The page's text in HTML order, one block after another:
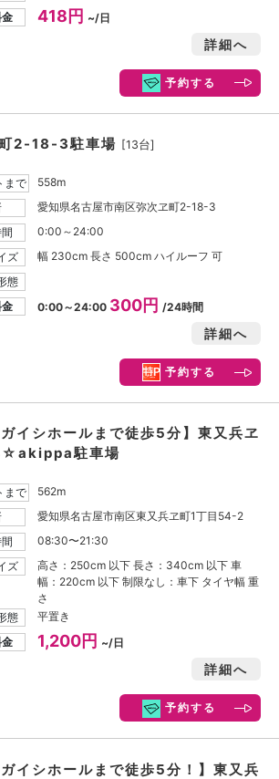
418円 ~/日
詳細へ
予約する
2-18-3駐車場 [13台]
まで
558m
愛知県名古屋市南区弥次ヱ町2-18-3
0:00～24:00
ズ
幅 230cm 長さ 500cm ハイルーフ 可
態
0:00～24:00 300円 /24時間
詳細へ
予約する
イシホールまで徒歩5分】東又兵ヱ
駐車場
まで
562m
愛知県名古屋市南区東又兵ヱ町1丁目54-2
08:30〜21:30
ズ
高さ：250cm 以下 長さ：340cm 以下 車
幅：220cm 以下 制限なし：車下 タイヤ幅 重
さ
態
平置き
1,200円 ~/日
詳細へ
予約する
イシホールまで徒歩5分！】東又兵